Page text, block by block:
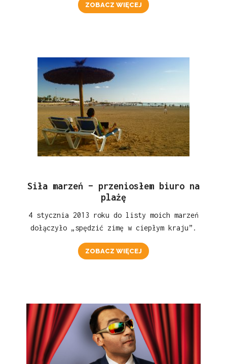
ZOBACZ WIĘCEJ
Siła marzeń – przeniosłem biuro na
plażę
4 stycznia 2013 roku do listy moich marzeń
dołączyło „spędzić zimę w ciepłym kraju”.
ZOBACZ WIĘCEJ